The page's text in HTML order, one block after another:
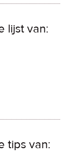
lijst van:
tips van: